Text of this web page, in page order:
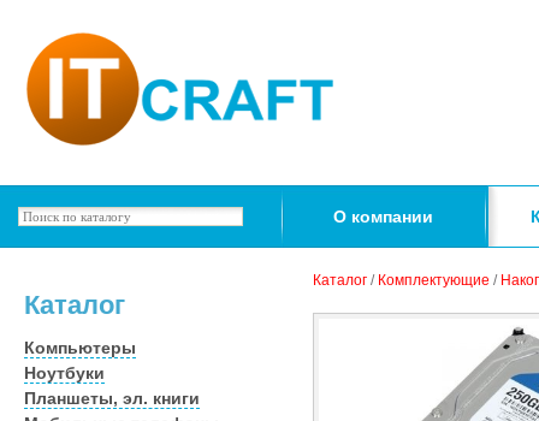
О компании
Каталог
Компьютеры
Ноутбуки
Планшеты, эл. книги
Каталог / Комплектующие /